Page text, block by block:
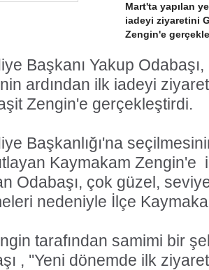
İNCEK
Mart'ta yapılan
iadeyi ziyaretini
Zengin'e
Başkanı Yakup
ardından ilk iadeyi
Zengin'e gerçekleştirdi.
Başkanlığı'na
Kaymakam Zengin'e
Odabaşı, çok güzel,
nedeniyle İlçe
tarafından samimi bir
, ''Yeni dönemde ilk